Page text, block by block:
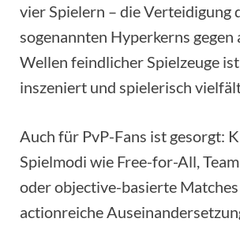
vier Spielern – die Verteidigung
sogenannten Hyperkerns gegen
Wellen feindlicher Spielzeuge
inszeniert und spielerisch
Auch für PvP-Fans ist gesorgt:
Spielmodi wie Free-for-All,
oder objective-basierte
actionreiche